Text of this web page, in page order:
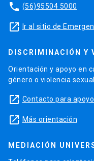
phone (56)95504 5000
launch Ir al sitio de
DISCRIMINACIÓN Y
Orientación y apoyo en
género o violencia
launch Contacto para apoyo
launch Más orientación
MEDIACIÓN